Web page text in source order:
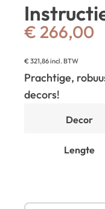
€ 266,00
€321,86incl. BTW
Prachtige,
decors!
Decor
Lengte